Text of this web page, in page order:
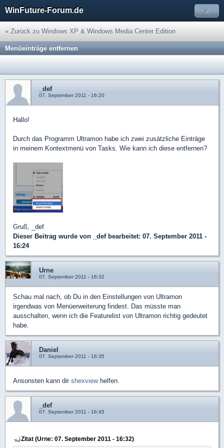
WinFuture-Forum.de »
« Zurück zu Windows XP & Windows Media Center Edition
Menüeinträge entfernen
_def
07. September 2011 - 16:20
Hallo!
Durch das Programm Ultramon habe ich zwei zusätzliche Einträge
in meinem Kontextmenü von Tasks. Wie kann ich diese entfernen?
Gruß, _def
Dieser Beitrag wurde von
_defbearbeitet: 07. September 2011 -
16:24
Urne
07. September 2011 - 16:32
Schau mal nach, ob Du in den Einstellungen von Ultramon
irgendwas von Menüerweiterung findest. Das müsste man
ausschalten, wenn ich die Featurelist von Ultramon richtig gedeutet
habe.
Daniel
07. September 2011 - 16:35
Ansonsten kann dir shexviewhelfen.
_def
07. September 2011 - 16:45
Zitat (Urne: 07. September 2011 - 16:32)